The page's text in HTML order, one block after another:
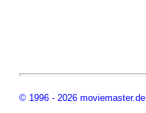
© 1996 - 2026 moviemaster.de